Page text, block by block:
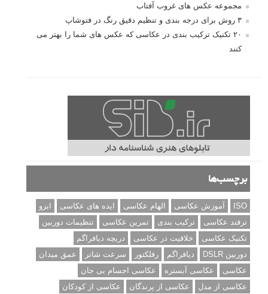
مجموعه عکس های غروب آفتاب
۳ روش برای درجه بندی و تنظیم دقیق رنگ در فتوشاپ
۲۰ تکنیک ترکیب بندی در عکاسی که عکس های شما را بهتر می
کنند
برچسب‌ها
ISO آموزش عکاسی الهام عکاسی ایده های عکاسی
ایزو
ترفند عکاسی
ترکیب بندی تمرین عکاسی
تنظیمات دوربین
تکنیک عکاسی
خلاقیت در عکاسی
دریچه دیافراگم
دوربین DSLR
دیافراگم رفلکتور سرعت شاتر
عمق میدان
عکاسی
عکاسی آبستره
عکاسی اجسام بی جان
عکاسی از مدل
عکاسی از پرندگان
عکاسی از کودکان